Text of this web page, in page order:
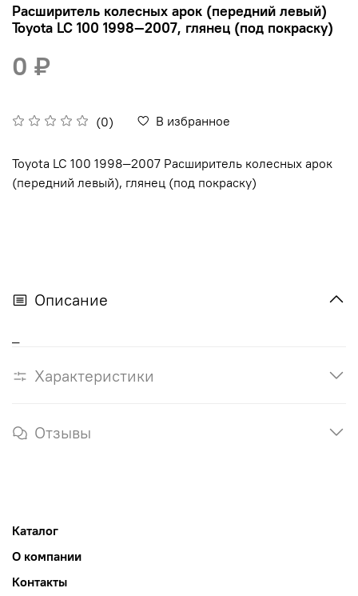
Расширитель колесных арок (передний левый)
Toyota LC 100 1998—2007, глянец (под покраску)
(0) В избранное
0 ₽
Toyota LC 100 1998—2007 Расширитель колесных арок
(передний левый), глянец (под покраску)
Описание
Характеристики
Отзывы
Каталог
О компании
Контакты